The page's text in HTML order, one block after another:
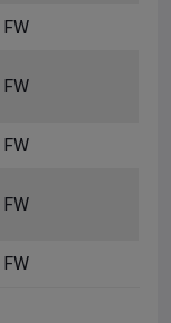
FW
FW
FW
FW
FW